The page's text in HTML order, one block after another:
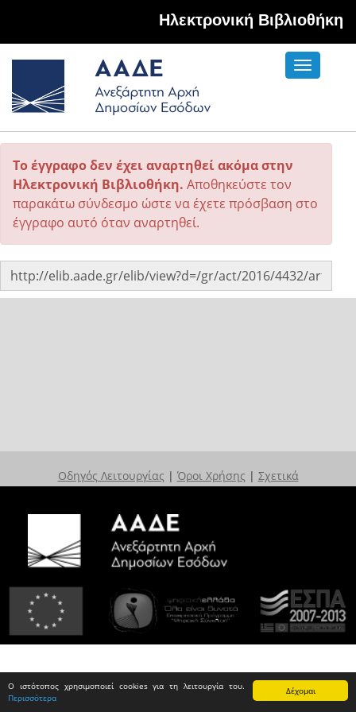
Δέχομαι
Ο ιστότοπος χρησιμοποιεί cookies για τη λειτουργία του.
Περισσότερα
Hλεκτρονική Βιβλιοθήκη
Toggle
Το έγγραφο δεν έχει αναρτηθεί ακόμα στην
Ηλεκτρονική Βιβλιοθήκη. Αποθηκεύστε τον
παρακάτω σύνδεσμο ώστε να έχετε πρόσβαση στο
έγγραφο αυτό όταν αναρτηθεί.
Οδηγός Λειτουργίας | Όροι Χρήσης | Σχετικά